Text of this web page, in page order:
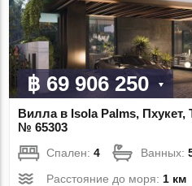
฿ 69 906 250
Вилла в Isola Palms,
№ 65303
Спален:4 Ванных:
Расстояние до моря: 1 км